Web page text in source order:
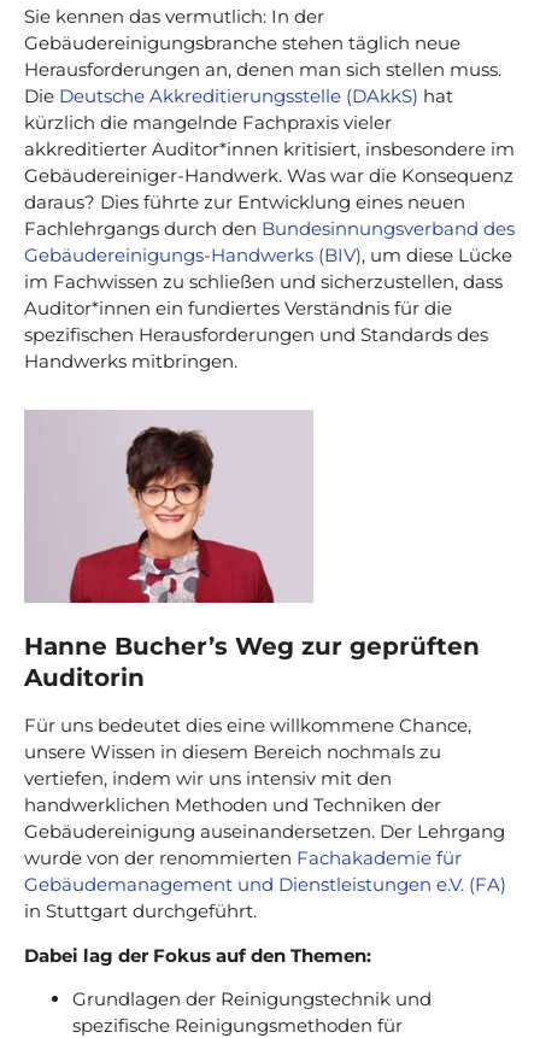
Sie kennen das vermutlich: In der
Gebäudereinigungsbranche stehen täglich neue
Herausforderungen an, denen man sich stellen muss.
Die Deutsche Akkreditierungsstelle (DAkkS) hat
kürzlich die mangelnde Fachpraxis vieler
akkreditierter Auditor*innen kritisiert, insbesondere im
Gebäudereiniger-Handwerk. Was war die Konsequenz
daraus? Dies führte zur Entwicklung eines neuen
Fachlehrgangs durch den Bundesinnungsverband des
Gebäudereinigungs-Handwerks (BIV), um diese Lücke
im Fachwissen zu schließen und sicherzustellen, dass
Auditor*innen ein fundiertes Verständnis für die
spezifischen Herausforderungen und Standards des
Handwerks mitbringen.
Hanne Bucher’s Weg zur geprüften
Auditorin
Für uns bedeutet dies eine willkommene Chance,
unsere Wissen in diesem Bereich nochmals zu
vertiefen, indem wir uns intensiv mit den
handwerklichen Methoden und Techniken der
Gebäudereinigung auseinandersetzen. Der Lehrgang
wurde von der renommierten Fachakademie für
Gebäudemanagement und Dienstleistungen e.V. (FA)
in Stuttgart durchgeführt.
Dabei lag der Fokus auf den Themen:
Grundlagen der Reinigungstechnik und
spezifische Reinigungsmethoden für